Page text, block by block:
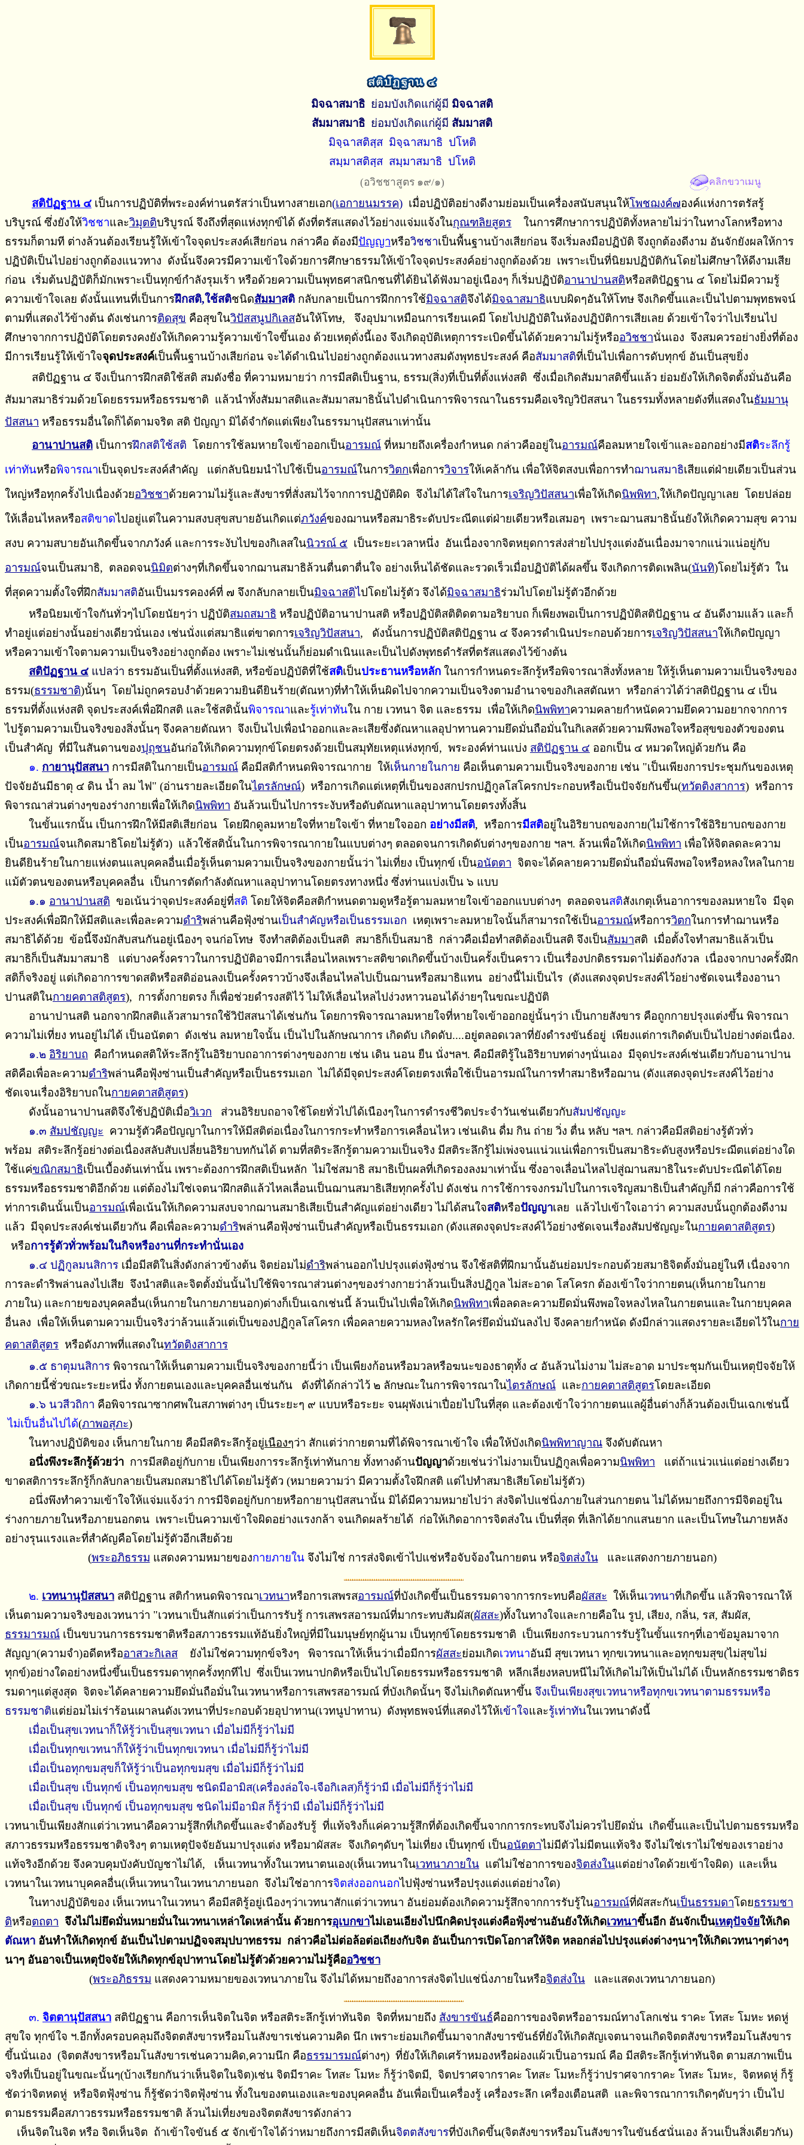
มิจฉาสมาธิ ย่อมบังเกิดแก่ผู้มี มิจฉาสติ
สัมมาสมาธิ ย่อมบังเกิดแก่ผู้มี สัมมาสติ
มิจฺฉาสติสฺส มิจฺฉาสมาธิ ปโหติ
สมฺมาสติสฺส สมฺมาสมาธิ ปโหติ
(อวิชชาสูตร ๑๙/๑) คลิกขวาเมนู
สติปัฏฐาน ๔ เป็นการปฏิบัติที่พระองค์ท่านตรัสว่าเป็นทางสายเอก(เอกายนมรรค) เมื่อปฏิบัติอย่างดีงามย่อมเป็นเครื่องสนับสนุนให้โพชฌงค์๗องค์แห่งการตรัสรู้
บริบูรณ์ ซึ่งยังให้วิชชาและวิมุตติบริบูรณ์ จึงถึงที่สุดแห่งทุกข์ได้ ดังที่ตรัสแสดงไว้อย่างแจ่มแจ้งในกุณฑลิยสูตร ในการศึกษาการปฏิบัติทั้งหลายไม่ว่าในทางโลกหรือทาง
ธรรมก็ตามที ต่างล้วนต้องเรียนรู้ให้เข้าใจจุดประสงค์เสียก่อน กล่าวคือ ต้องมีปัญญาหรือวิชชาเป็นพื้นฐานบ้างเสียก่อน จึงเริ่มลงมือปฏิบัติ จึงถูกต้องดีงาม อันจักยังผลให้การ
ปฏิบัติเป็นไปอย่างถูกต้องแนวทาง ดังนั้นจึงควรมีความเข้าใจด้วยการศึกษาธรรมให้เข้าใจจุดประสงค์อย่างถูกต้องด้วย เพราะเป็นที่นิยมปฏิบัติกันโดยไม่ศึกษาให้ดีงามเสีย
ก่อน เริ่มต้นปฏิบัติก็มักเพราะเป็นทุกข์กำลังรุมเร้า หรือด้วยความเป็นพุทธศาสนิกชนที่ได้ยินได้ฟังมาอยู่เนืองๆ ก็เริ่มปฏิบัติอานาปานสติหรือสติปัฏฐาน ๔ โดยไม่มีความรู้
ความเข้าใจเลย ดังนั้นแทนที่เป็นการฝึกสติ,ใช้สติชนิดสัมมาสติ กลับกลายเป็นการฝึกการใช้มิจฉาสติจึงได้มิจฉาสมาธิแบบผิดๆอันให้โทษ จึงเกิดขึ้นและเป็นไปตามพุทธพจน์
ตามที่แสดงไว้ข้างต้น ดังเช่นการติดสุข คือสุขในวิปัสสนูปกิเลสอันให้โทษ, จึงอุปมาเหมือนการเรียนเคมี โดยไปปฏิบัติในห้องปฏิบัติการเสียเลย ด้วยเข้าใจว่าไปเรียนไป
ศึกษาจากการปฏิบัติโดยตรงคงยังให้เกิดความรู้ความเข้าใจขึ้นเอง ด้วยเหตุดั่งนี้เอง จึงเกิดอุบัติเหตุการระเบิดขึ้นได้ด้วยความไม่รู้หรืออวิชชานั่นเอง จึงสมควรอย่างยิ่งที่ต้อง
มีการเรียนรู้ให้เข้าใจจุดประสงค์เป็นพื้นฐานบ้างเสียก่อน จะได้ดำเนินไปอย่างถูกต้องแนวทางสมดังพุทธประสงค์ คือสัมมาสติที่เป็นไปเพื่อการดับทุกข์ อันเป็นสุขยิ่ง
สติปัฏฐาน ๔ จึงเป็นการฝึกสติใช้สติ สมดังชื่อ ที่ความหมายว่า การมีสติเป็นฐาน, ธรรม(สิ่ง)ที่เป็นที่ตั้งแห่งสติ ซึ่งเมื่อเกิดสัมมาสติขึ้นแล้ว ย่อมยังให้เกิดจิตตั้งมั่นอันคือ
สัมมาสมาธิร่วมด้วยโดยธรรมหรือธรรมชาติ แล้วนำทั้งสัมมาสติและสัมมาสมาธินั้นไปดำเนินการพิจารณาในธรรมคือเจริญวิปัสสนา ในธรรมทั้งหลายดังที่แสดงในธัมมานุ
ปัสสนา หรือธรรมอื่นใดก็ได้ตามจริต สติ ปัญญา มิได้จำกัดแต่เพียงในธรรมานุปัสสนาเท่านั้น
อานาปานสติ เป็นการฝึกสติใช้สติ โดยการใช้ลมหายใจเข้าออกเป็นอารมณ์ ที่หมายถึงเครื่องกำหนด กล่าวคืออยู่ในอารมณ์คือลมหายใจเข้าและออกอย่างมีสติระลึกรู้
เท่าทันหรือพิจารณาเป็นจุดประสงค์สำคัญ แต่กลับนิยมนำไปใช้เป็นอารมณ์ในการวิตกเพื่อการวิจารให้เคล้ากัน เพื่อให้จิตสงบเพื่อการทำฌานสมาธิเสียแต่ฝ่ายเดียวเป็นส่วน
ใหญ่หรือทุกครั้งไปเนื่องด้วยอวิชชาด้วยความไม่รู้และสังขารที่สั่งสมไว้จากการปฏิบัติผิด จึงไม่ได้ใส่ใจในการเจริญวิปัสสนาเพื่อให้เกิดนิพพิทา,ให้เกิดปัญญาเลย โดยปล่อย
ให้เลื่อนไหลหรือสติขาดไปอยู่แต่ในความสงบสุขสบายอันเกิดแต่ภวังค์ของฌานหรือสมาธิระดับประณีตแต่ฝ่ายเดียวหรือเสมอๆ เพราะฌานสมาธินั้นยังให้เกิดความสุข ความ
สงบ ความสบายอันเกิดขึ้นจากภวังค์ และการระงับไปของกิเลสในนิวรณ์ ๕ เป็นระยะเวลาหนึ่ง อันเนื่องจากจิตหยุดการส่งส่ายไปปรุงแต่งอันเนื่องมาจากแน่วแน่อยู่กับ
อารมณ์จนเป็นสมาธิ, ตลอดจนนิมิตต่างๆที่เกิดขึ้นจากฌานสมาธิล้วนตื่นตาตื่นใจ อย่างเห็นได้ชัดและรวดเร็วเมื่อปฏิบัติได้ผลขึ้น จึงเกิดการติดเพลิน(นันทิ)โดยไม่รู้ตัว ใน
ที่สุดความตั้งใจที่ฝึกสัมมาสติอันเป็นมรรคองค์ที่ ๗ จึงกลับกลายเป็นมิจฉาสติไปโดยไม่รู้ตัว จึงได้มิจฉาสมาธิร่วมไปโดยไม่รู้ตัวอีกด้วย
หรือนิยมเข้าใจกันทั่วๆไปโดยนัยๆว่า ปฏิบัติสมถสมาธิ หรือปฏิบัติอานาปานสติ หรือปฏิบัติสติติดตามอริยาบถ ก็เพียงพอเป็นการปฏิบัติสติปัฏฐาน ๔ อันดีงามแล้ว และก็
ทำอยู่แต่อย่างนั้นอย่างเดียวนั่นเอง เช่นนั่งแต่สมาธิแต่ขาดการเจริญวิปัสสนา, ดังนั้นการปฏิบัติสติปัฏฐาน ๔ จึงควรดำเนินประกอบด้วยการเจริญวิปัสสนาให้เกิดปัญญา
หรือความเข้าใจตามความเป็นจริงอย่างถูกต้อง เพราะไม่เช่นนั้นก็ย่อมดำเนินและเป็นไปดังพุทธดำรัสที่ตรัสแสดงไว้ข้างต้น
สติปัฏฐาน ๔ แปลว่า ธรรมอันเป็นที่ตั้งแห่งสติ, หรือข้อปฏิบัติที่ใช้สติเป็นประธานหรือหลัก ในการกำหนดระลึกรู้หรือพิจารณาสิ่งทั้งหลาย ให้รู้เห็นตามความเป็นจริงของ
ธรรม(ธรรมชาติ)นั้นๆ โดยไม่ถูกครอบงําด้วยความยินดียินร้าย(ตัณหา)ที่ทําให้เห็นผิดไปจากความเป็นจริงตามอํานาจของกิเลสตัณหา หรือกล่าวได้ว่าสติปัฏฐาน ๔ เป็น
ธรรมที่ตั้งแห่งสติ จุดประสงค์เพื่อฝึกสติ และใช้สตินั้นพิจารณาและรู้เท่าทันใน กาย เวทนา จิต และธรรม เพื่อให้เกิดนิพพิทาความคลายกำหนัดความยึดความอยากจากการ
ไปรู้ตามความเป็นจริงของสิ่งนั้นๆ จึงคลายตัณหา จึงเป็นไปเพื่อนําออกและละเสียซึ่งตัณหาแลอุปาทานความยึดมั่นถือมั่นในกิเลสด้วยความพึงพอใจหรือสุขของตัวของตน
เป็นสำคัญ ที่มีในสันดานของปุถุชนอันก่อให้เกิดความทุกข์โดยตรงด้วยเป็นสมุทัยเหตุแห่งทุกข์, พระองค์ท่านแบ่ง สติปัฏฐาน ๔ ออกเป็น ๔ หมวดใหญ่ด้วยกัน คือ
๑. กายานุปัสสนา การมีสติในกายเป็นอารมณ์ คือมีสติกําหนดพิจารณากาย ให้เห็นกายในกาย คือเห็นตามความเป็นจริงของกาย เช่น "เป็นเพียงการประชุมกันของเหตุ
ปัจจัยอันมีธาตุ ๔ ดิน นํ้า ลม ไฟ" (อ่านรายละเอียดในไตรลักษณ์) หรือการเกิดแต่เหตุที่เป็นของสกปรกปฏิกูลโสโครกประกอบหรือเป็นปัจจัยกันขึ้น(ทวัตติงสาการ) หรือการ
พิจารณาส่วนต่างๆของร่างกายเพื่อให้เกิดนิพพิทา อันล้วนเป็นไปการระงับหรือดับตัณหาแลอุปาทานโดยตรงทั้งสิ้น
ในขั้นแรกนั้น เป็นการฝึกให้มีสติเสียก่อน โดยฝึกดูลมหายใจที่หายใจเข้า ที่หายใจออก อย่างมีสติ, หรือการมีสติอยู่ในอิริยาบถของกาย(ไม่ใช้การใช้อิริยาบถของกาย
เป็นอารมณ์จนเกิดสมาธิโดยไม่รู้ตัว) แล้วใช้สตินั้นในการพิจารณากายในแบบต่างๆ ตลอดจนการเกิดดับต่างๆของกาย ฯลฯ. ล้วนเพื่อให้เกิดนิพพิทา เพื่อให้จิตลดละความ
ยินดียินร้ายในกายแห่งตนแลบุคคลอื่นเมื่อรู้เห็นตามความเป็นจริงของกายนั้นว่า ไม่เที่ยง เป็นทุกข์ เป็นอนัตตา จิตจะได้คลายความยึดมั่นถือมั่นพึงพอใจหรือหลงใหลในกาย
แม้ตัวตนของตนหรือบุคคลอื่น เป็นการตัดกำลังตัณหาแลอุปาทานโดยตรงทางหนึ่ง ซึ่งท่านแบ่งเป็น ๖ แบบ
๑.๑ อานาปานสติ ขอเน้นว่าจุดประสงค์อยู่ที่สติ โดยให้จิตคือสติกําหนดตามดูหรือรู้ตามลมหายใจเข้าออกแบบต่างๆ ตลอดจนสติสังเกตุเห็นอาการของลมหายใจ มีจุด
ประสงค์เพื่อฝึกให้มีสติและเพื่อละความดำริพล่านคือฟุ้งซ่านเป็นสำคัญหรือเป็นธรรมเอก เหตุเพราะลมหายใจนั้นก็สามารถใช้เป็นอารมณ์หรือการวิตกในการทำฌานหรือ
สมาธิได้ด้วย ข้อนี้จึงมักสับสนกันอยู่เนืองๆ จนก่อโทษ จึงทำสติต้องเป็นสติ สมาธิก็เป็นสมาธิ กล่าวคือเมื่อทำสติต้องเป็นสติ จึงเป็นสัมมาสติ เมื่อตั้งใจทำสมาธิแล้วเป็น
สมาธิก็เป็นสัมมาสมาธิ แต่บางครั้งคราวในการปฏิบัติอาจมีการเลื่อนไหลเพราะสติขาดเกิดขึ้นบ้างเป็นครั้งเป็นคราว เป็นเรื่องปกติธรรมดาไม่ต้องกังวล เนื่องจากบางครั้งฝึก
สติก็จริงอยู่ แต่เกิดอาการขาดสติหรือสติอ่อนลงเป็นครั้งคราวบ้างจึงเลื่อนไหลไปเป็นฌานหรือสมาธิแทน อย่างนี้ไม่เป็นไร (ดังแสดงจุดประสงค์ไว้อย่างชัดเจนเรื่องอานา
ปานสติในกายคตาสติสูตร), การตั้งกายตรง ก็เพื่อช่วยดำรงสติไว้ ไม่ให้เลื่อนไหลไปง่วงหาวนอนได้ง่ายๆในขณะปฏิบัติ
อานาปานสติ นอกจากฝึกสติแล้วสามารถใช้วิปัสสนาได้เช่นกัน โดยการพิจารณาลมหายใจที่หายใจเข้าออกอยู่นั้นๆว่า เป็นกายสังขาร คือถูกกายปรุงแต่งขึ้น พิจารณา
ความไม่เที่ยง ทนอยู่ไม่ได้ เป็นอนัตตา ดังเช่น ลมหายใจนั้น เป็นไปในลักษณาการ เกิดดับ เกิดดับ....อยู่ตลอดเวลาที่ยังดำรงขันธ์อยู่ เพียงแต่การเกิดดับเป็นไปอย่างต่อเนื่อง.
๑.๒ อิริยาบถ คือกําหนดสติให้ระลึกรู้ในอิริยาบถอาการต่างๆของกาย เช่น เดิน นอน ยืน นั่งฯลฯ. คือมีสติรู้ในอิริยาบทต่างๆนั่นเอง มีจุดประสงค์เช่นเดียวกับอานาปาน
สติคือเพื่อละความดำริพล่านคือฟุ้งซ่านเป็นสำคัญหรือเป็นธรรมเอก ไม่ได้มีจุดประสงค์โดยตรงเพื่อใช้เป็นอารมณ์ในการทำสมาธิหรือฌาน (ดังแสดงจุดประสงค์ไว้อย่าง
ชัดเจนเรื่องอิริยาบถในกายคตาสติสูตร)
ดังนั้นอานาปานสติจึงใช้ปฏิบัติเมื่อวิเวก ส่วนอิริยบถอาจใช้โดยทั่วไปได้เนืองๆในการดำรงชีวิตประจำวันเช่นเดียวกับสัมปชัญญะ
๑.๓ สัมปชัญญะ ความรู้ตัวคือปัญญาในการให้มีสติต่อเนื่องในการกระทําหรือการเคลื่อนไหว เช่นเดิน ดื่ม กิน ถ่าย วิ่ง ตื่น หลับ ฯลฯ. กล่าวคือมีสติอย่างรู้ตัวทั่ว
พร้อม สติระลึกรู้อย่างต่อเนื่องสลับสับเปลี่ยนอิริยาบทกันได้ ตามที่สติระลึกรู้ตามความเป็นจริง มีสติระลึกรู้ไม่เพ่งจนแน่วแน่เพื่อการเป็นสมาธิระดับสูงหรือประฌีตแต่อย่างใด
ใช้แค่ขณิกสมาธิเป็นเบื้องต้นเท่านั้น เพราะต้องการฝึกสติเป็นหลัก ไม่ใช่สมาธิ สมาธิเป็นผลที่เกิดรองลงมาเท่านั้น ซึ่งอาจเลื่อนไหลไปสู่ฌานสมาธิในระดับประณีตได้โดย
ธรรมหรือธรรมชาติอีกด้วย แต่ต้องไม่ใช่เจตนาฝึกสติแล้วไหลเลื่อนเป็นฌานสมาธิเสียทุกครั้งไป ดังเช่น การใช้การจงกรมไปในการเจริญสมาธิเป็นสำคัญก็มี กล่าวคือการใช้
ท่าการเดินนั้นเป็นอารมณ์เพื่อเน้นให้เกิดความสงบจากฌานสมาธิเสียเป็นสำคัญแต่อย่างเดียว ไม่ได้สนใจสติหรือปัญญาเลย แล้วไปเข้าใจเอาว่า ความสงบนั้นถูกต้องดีงาม
แล้ว มีจุดประสงค์เช่นเดียวกัน คือเพื่อละความดำริพล่านคือฟุ้งซ่านเป็นสำคัญหรือเป็นธรรมเอก (ดังแสดงจุดประสงค์ไว้อย่างชัดเจนเรื่องสัมปชัญญะในกายคตาสติสูตร)
หรือการรู้ตัวทั่วพร้อมในกิจหรืองานที่กระทำนั่นเอง
๑.๔ ปฏิกูลมนสิการ เมื่อมีสติในสิ่งดังกล่าวข้างต้น จิตย่อมไม่ดำริพล่านออกไปปรุงแต่งฟุ้งซ่าน จึงใช้สติที่ฝึกมานั้นอันย่อมประกอบด้วยสมาธิจิตตั้งมั่นอยู่ในที เนื่องจาก
การละดำริพล่านลงไปเสีย จึงนำสติและจิตตั้งมั่นนั้นไปใช้พิจารณาส่วนต่างๆของร่างกายว่าล้วนเป็นสิ่งปฏิกูล ไม่สะอาด โสโครก ต้องเข้าใจว่ากายตน(เห็นกายในกาย
ภายใน) และกายของบุคคลอื่น(เห็นกายในกายภายนอก)ต่างก็เป็นเฉกเช่นนี้ ล้วนเป็นไปเพื่อให้เกิดนิพพิทาเพื่อลดละความยึดมั่นพึงพอใจหลงไหลในกายตนและในกายบุคคล
อื่นลง เพื่อให้เห็นตามความเป็นจริงว่าล้วนแล้วแต่เป็นของปฏิกูลโสโครก เพื่อคลายความหลงใหลรักใคร่ยึดมั่นมันลงไป จึงคลายกำหนัด ดังมีกล่าวแสดงรายละเอียดไว้ในกาย
คตาสติสูตร หรือดังภาพที่แสดงในทวัตติงสาการ
๑.๕ ธาตุมนสิการ พิจารณาให้เห็นตามความเป็นจริงของกายนี้ว่า เป็นเพียงก้อนหรือมวลหรือฆนะของธาตุทั้ง ๔ อันล้วนไม่งาม ไม่สะอาด มาประชุมกันเป็นเหตุปัจจัยให้
เกิดกายนี้ชั่วขณะระยะหนึ่ง ทั้งกายตนเองและบุคคลอื่นเช่นกัน ดังที่ได้กล่าวไว้ ๒ ลักษณะในการพิจารณาในไตรลักษณ์ และกายคตาสติสูตรโดยละเอียด
๑.๖ นวสีวถิกา คือพิจารณาซากศพในสภาพต่างๆ เป็นระยะๆ ๙ แบบหรือระยะ จนผุพังเน่าเปื่อยไปในที่สุด และต้องเข้าใจว่ากายตนแลผู้อื่นต่างก็ล้วนต้องเป็นเฉกเช่นนี้
ไม่เป็นอื่นไปได้(ภาพอสุภะ)
ในทางปฏิบัติของ เห็นกายในกาย คือมีสติระลึกรู้อยู่เนืองๆว่า สักแต่ว่ากายตามที่ได้พิจารณาเข้าใจ เพื่อให้บังเกิดนิพพิทาญาณ จึงดับตัณหา
อนึ่งพึงระลึกรู้ด้วยว่า การมีสติอยู่กับกาย เป็นเพียงการระลึกรู้เท่าทันกาย ทั้งทางด้านปัญญาด้วยเช่นว่าไม่งามเป็นปฏิกูลเพื่อความนิพพิทา แต่ถ้าแน่วแน่แต่อย่างเดียว
ขาดสติการระลึกรู้ก็กลับกลายเป็นสมถสมาธิไปได้โดยไม่รู้ตัว (หมายความว่า มีความตั้งใจฝึกสติ แต่ไปทำสมาธิเสียโดยไม่รู้ตัว)
อนึ่งพึงทำความเข้าใจให้แจ่มแจ้งว่า การมีจิตอยู่กับกายหรือกายานุปัสสนานั้น มิได้มีความหมายไปว่า ส่งจิตไปแช่นิ่งภายในส่วนกายตน ไม่ได้หมายถึงการมีจิตอยู่ใน
ร่างกายภายในหรือภายนอกตน เพราะเป็นความเข้าใจผิดอย่างแรงกล้า จนเกิดผลร้ายได้ ก่อให้เกิดอาการจิตส่งใน เป็นที่สุด ที่เลิกได้ยากแสนยาก และเป็นโทษในภายหลัง
อย่างรุนแรงและที่สำคัญคือโดยไม่รู้ตัวอีกเสียด้วย
(พระอภิธรรม แสดงความหมายของกายภายในจึงไม่ใช่ การส่งจิตเข้าไปแช่หรือจับจ้องในกายตน หรือจิตส่งในและแสดงกายภายนอก)
๒. เวทนานุปัสสนา สติปัฏฐาน สติกําหนดพิจารณาเวทนาหรือการเสพรสอารมณ์ที่บังเกิดขึ้นเป็นธรรมดาจาการกระทบคือผัสสะ ให้เห็นเวทนาที่เกิดขึ้น แล้วพิจารณาให้
เห็นตามความจริงของเวทนาว่า "เวทนาเป็นสักแต่ว่าเป็นการรับรู้ การเสพรสอารมณ์ที่มากระทบสัมผัส(ผัสสะ)ทั้งในทางใจและกายคือใน รูป, เสียง, กลิ่น, รส, สัมผัส,
ธรรมารมณ์ เป็นขบวนการธรรมชาติหรือสภาวธรรมแท้อันยิ่งใหญ่ที่มีในมนุษย์ทุกผู้นาม เป็นทุกข์โดยธรรมชาติ เป็นเพียงกระบวนการรับรู้ในขั้นแรกๆที่เอาข้อมูลมาจาก
สัญญา(ความจํา)อดีตหรืออาสวะกิเลส ยังไม่ใช่ความทุกข์จริงๆ พิจารณาให้เห็นว่าเมื่อมีการผัสสะย่อมเกิดเวทนาอันมี สุขเวทนา ทุกขเวทนาและอทุกขมสุข(ไม่สุขไม่
ทุกข์)อย่างใดอย่างหนึ่งขึ้นเป็นธรรมดาทุกครั้งทุกทีไป ซึ่งเป็นเวทนาปกติหรือเป็นไปโดยธรรมหรือธรรมชาติ หลีกเลี่ยงหลบหนีไม่ให้เกิดไม่ให้เป็นไม่ได้ เป็นหลักธรรมชาติธร
รมดาๆแต่สูงสุด จิตจะได้คลายความยึดมั่นถือมั่นในเวทนาหรือการเสพรสอารมณ์ ที่บังเกิดนั้นๆ จึงไม่เกิดตัณหาขึ้น จึงเป็นเพียงสุขเวทนาหรือทุกขเวทนาตามธรรมหรือ
ธรรมชาติแต่ย่อมไม่เร่าร้อนเผาลนดังเวทนาที่ประกอบด้วยอุปาทาน(เวทนูปาทาน) ดังพุทธพจน์ที่แสดงไว้ให้เข้าใจและรู้เท่าทันในเวทนาดังนี้
เมื่อเป็นสุขเวทนาก็ให้รู้ว่าเป็นสุขเวทนา เมื่อไม่มีก็รู้ว่าไม่มี
เมื่อเป็นทุกขเวทนาก็ให้รู้ว่าเป็นทุกขเวทนา เมื่อไม่มีก็รู้ว่าไม่มี
เมื่อเป็นอทุกขมสุขก็ให้รู้ว่าเป็นอทุกขมสุข เมื่อไม่มีก็รู้ว่าไม่มี
เมื่อเป็นสุข เป็นทุกข์ เป็นอทุกขมสุข ชนิดมีอามิส(เครื่องล่อใจ-เจือกิเลส)ก็รู้ว่ามี เมื่อไม่มีก็รู้ว่าไม่มี
เมื่อเป็นสุข เป็นทุกข์ เป็นอทุกขมสุข ชนิดไม่มีอามิส ก็รู้ว่ามี เมื่อไม่มีก็รู้ว่าไม่มี
เวทนาเป็นเพียงสักแต่ว่าเวทนาคือความรู้สึกที่เกิดขึ้นและจำต้องรับรู้ ที่แท้จริงก็แค่ความรู้สึกที่ต้องเกิดขึ้นจากการกระทบจึงไม่ควรไปยึดมั่น เกิดขึ้นและเป็นไปตามธรรมหรือ
สภาวธรรมหรือธรรมชาติจริงๆ ตามเหตุปัจจัยอันมาปรุงแต่ง หรือมาผัสสะ จึงเกิดๆดับๆ ไม่เที่ยง เป็นทุกข์ เป็นอนัตตาไม่มีตัวไม่มีตนแท้จริง จึงไม่ใช่เราไม่ใช่ของเราอย่าง
แท้จริงอีกด้วย จึงควบคุมบังคับบัญชาไม่ได้, เห็นเวทนาทั้งในเวทนาตนเอง(เห็นเวทนาในเวทนาภายใน แต่ไม่ใช่อาการของจิตส่งในแต่อย่างใดด้วยเข้าใจผิด) และเห็น
เวทนาในเวทนาบุคคลอื่น(เห็นเวทนาในเวทนาภายนอก จึงไม่ใช่อาการจิตส่งออกนอกไปฟุ้งซ่านหรือปรุงแต่งแต่อย่างใด)
ในทางปฏิบัติของ เห็นเวทนาในเวทนา คือมีสติรู้อยู่เนืองๆว่าเวทนาสักแต่ว่าเวทนา อันย่อมต้องเกิดความรู้สึกจากการรับรู้ในอารมณ์ที่ผัสสะกันเป็นธรรมดาโดยธรรมชา
ติหรือตถตา จึงไม่ไม่ยึดมั่นหมายมั่นในเวทนาเหล่าใดเหล่านั้น ด้วยการอุเบกขาไม่เอนเอียงไปนึกคิดปรุงแต่งคือฟุ้งซ่านอันยังให้เกิดเวทนาขึ้นอีก อันจักเป็นเหตุปัจจัยให้เกิด
ตัณหา อันทําให้เกิดทุกข์ อันเป็นไปตามปฏิจจสมุปบาทธรรม กล่าวคือไม่ต่อล้อต่อเถียงกับจิต อันเป็นการเปิดโอกาสให้จิต หลอกล่อไปปรุงแต่งต่างๆนาๆให้เกิดเวทนาๆต่างๆ
นาๆ อันอาจเป็นเหตุปัจจัยให้เกิดทุกข์อุปาทานโดยไม่รู้ตัวด้วยความไม่รู้คืออวิชชา
(พระอภิธรรม แสดงความหมายของเวทนาภายใน จึงไม่ได้หมายถึงอาการส่งจิตไปแช่นิ่งภายในหรือจิตส่งใน และแสดงเวทนาภายนอก)
๓. จิตตานุปัสสนา สติปัฏฐาน คือการเห็นจิตในจิต หรือสติระลึกรู้เท่าทันจิต จิตที่หมายถึง สังขารขันธ์คืออการของจิตหรืออารมณ์ทางโลกเช่น ราคะ โทสะ โมหะ หดหู่
สุขใจ ทุกข์ใจ ฯ.อีกทั้งครอบคลุมถึงจิตตสังขารหรือมโนสังขารเช่นความคิด นึก เพราะย่อมเกิดขึ้นมาจากสังขารขันธ์ที่ยังให้เกิดสัญเจตนาจนเกิดจิตตสังขารหรือมโนสังขาร
ขึ้นนั่นเอง (จิตตสังขารหรือมโนสังขารเช่นความคิด,ความนึก คือธรรมารมณ์ต่างๆ) ที่ยังให้เกิดเศร้าหมองหรือผ่องแผ้วเป็นอารมณ์ คือ มีสติระลึกรู้เท่าทันจิต ตามสภาพเป็น
จริงที่เป็นอยู่ในขณะนั้นๆ(บ้างเรียกกันว่าเห็นจิตในจิต)เช่น จิตมีราคะ โทสะ โมหะ ก็รู้ว่าจิตมี, จิตปราศจากราคะ โทสะ โมหะก็รู้ว่าปราศจากราคะ โทสะ โมหะ, จิตหดหู่ ก็รู้
ชัดว่าจิตหดหู่ หรือจิตฟุ้งซ่าน ก็รู้ชัดว่าจิตฟุ้งซ่าน ทั้งในของตนเองและของบุคคลอื่น อันเพื่อเป็นเครื่องรู้ เครื่องระลึก เครื่องเตือนสติ และพิจารณาการเกิดๆดับๆว่า เป็นไป
ตามธรรมคือสภาวธรรมหรือธรรมชาติ ล้วนไม่เที่ยงของจิตตสังขารดังกล่าว
เห็นจิตในจิต หรือ จิตเห็นจิต ถ้าเข้าใจขันธ์ ๕ จักเข้าใจได้ว่าหมายถึงการมีสติเห็นจิตตสังขารที่บังเกิดขึ้น(จิตสังขารหรือมโนสังขารในขันธ์๕นั่นเอง ล้วนเป็นสิ่งเดียวกัน)